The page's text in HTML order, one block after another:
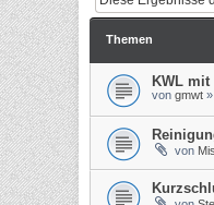
Themen
KWL mit
von gmwt »
von